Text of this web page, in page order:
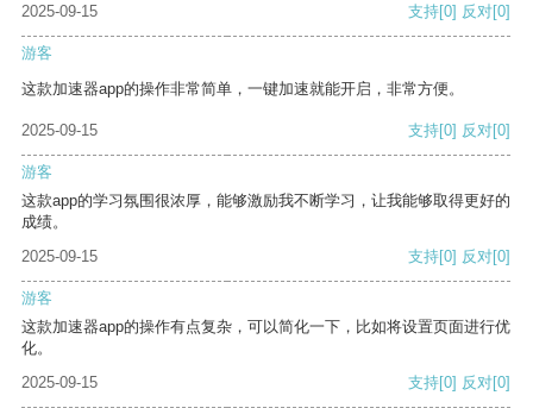
2025-09-15 支持[0] 反对[0]
游客
这款加速器app的操作非常简单，一键加速就能开启，非常方便。
2025-09-15 支持[0] 反对[0]
游客
这款app的学习氛围很浓厚，能够激励我不断学习，让我能够取得更好的
成绩。
2025-09-15
支持[0] 反对[0]
游客
这款加速器app的操作有点复杂，可以简化一下，比如将设置页面进行优
化。
2025-09-15
支持[0] 反对[0]